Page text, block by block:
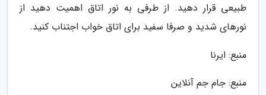
طبیعی قرار دهید. از طرفی به نور اتاق اهمیت دهید از
نورهای شدید و صرفا سفید برای اتاق خواب اجتناب کنید.
منبع: ایرنا
منبع: جام جم آنلاین